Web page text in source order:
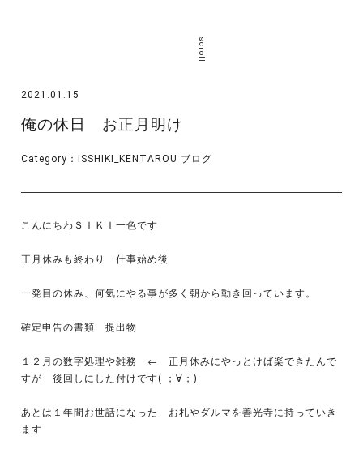
scroll
2021.01.15
俺の休日 お正月明け
Category： ISSHIKI_KENTAROU ブログ
こんにちわＳＩＫＩ一色です
正月休みも終わり 仕事始め後
一発目の休み、何気にやる事が多く朝から動き回っています。
確定申告の書類 提出物
１２月の数字処理や雑務 ← 正月休みにやっとけば楽できたんで
すが 後回しにした付けです( ；∀；)
あとは１年間お世話になった お札やダルマを善光寺に持っていき
ます